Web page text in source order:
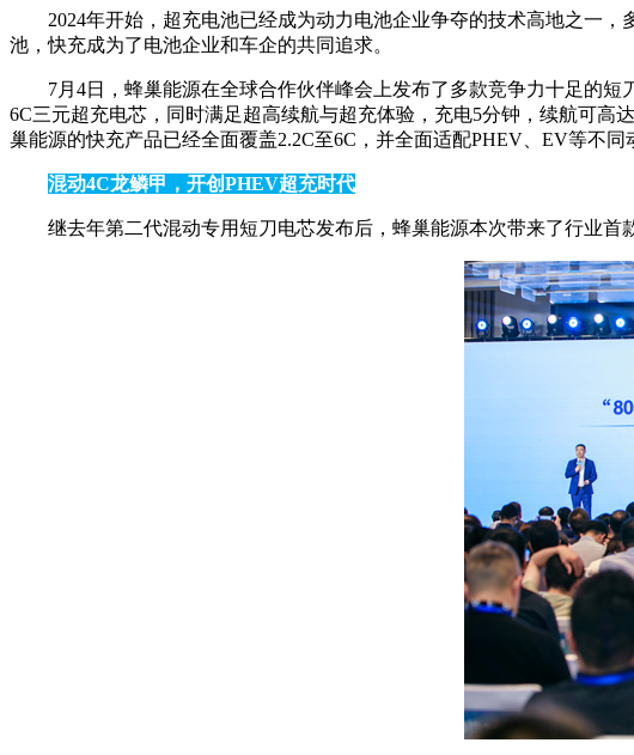
2024年开始，超充电池已经成为动力电池企业争夺的技术高地之一
池，快充成为了电池企业和车企的共同追求。
7月4日，蜂巢能源在全球合作伙伴峰会上发布了多款竞争力十足的
6C三元超充电芯，同时满足超高续航与超充体验，充电5分钟，续航可
巢能源的快充产品已经全面覆盖2.2C至6C，并全面适配PHEV、EV等不同
混动4C龙鳞甲，开创PHEV超充时代
继去年第二代混动专用短刀电芯发布后，蜂巢能源本次带来了行业